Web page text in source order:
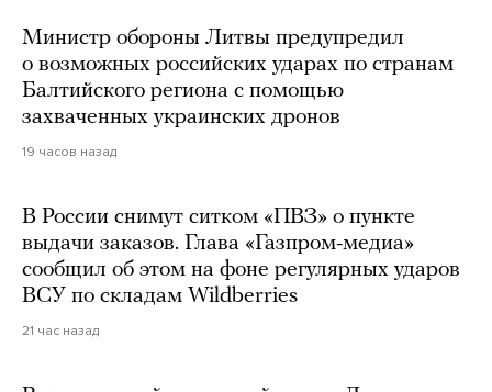
Министр обороны Литвы предупредил
о возможных российских ударах по странам
Балтийского региона с помощью
захваченных украинских дронов
19 часов назад
В России снимут ситком «ПВЗ» о пункте
выдачи заказов. Глава «Газпром-медиа»
сообщил об этом на фоне регулярных ударов
ВСУ по складам Wildberries
21 час назад